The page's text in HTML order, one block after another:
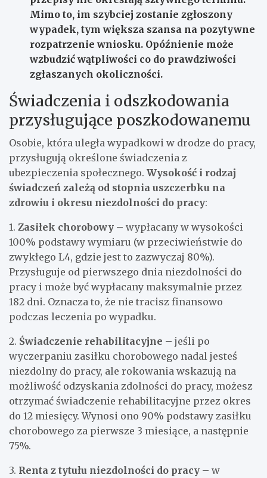
Mimo to, im szybciej zostanie zgłoszony
wypadek, tym większa szansa na pozytywne
rozpatrzenie wniosku. Opóźnienie może
wzbudzić wątpliwości co do prawdziwości
zgłaszanych okoliczności.
Świadczenia i odszkodowania
przysługujące poszkodowanemu
Osobie, która uległa wypadkowi w drodze do pracy,
przysługują określone świadczenia z
ubezpieczenia społecznego. Wysokość i rodzaj
świadczeń zależą od stopnia uszczerbku na
zdrowiu i okresu niezdolności do pracy:
1. Zasiłek chorobowy – wypłacany w wysokości
100% podstawy wymiaru (w przeciwieństwie do
zwykłego L4, gdzie jest to zazwyczaj 80%).
Przysługuje od pierwszego dnia niezdolności do
pracy i może być wypłacany maksymalnie przez
182 dni. Oznacza to, że nie tracisz finansowo
podczas leczenia po wypadku.
2. Świadczenie rehabilitacyjne – jeśli po
wyczerpaniu zasiłku chorobowego nadal jesteś
niezdolny do pracy, ale rokowania wskazują na
możliwość odzyskania zdolności do pracy, możesz
otrzymać świadczenie rehabilitacyjne przez okres
do 12 miesięcy. Wynosi ono 90% podstawy zasiłku
chorobowego za pierwsze 3 miesiące, a następnie
75%.
3. Renta z tytułu niezdolności do pracy – w